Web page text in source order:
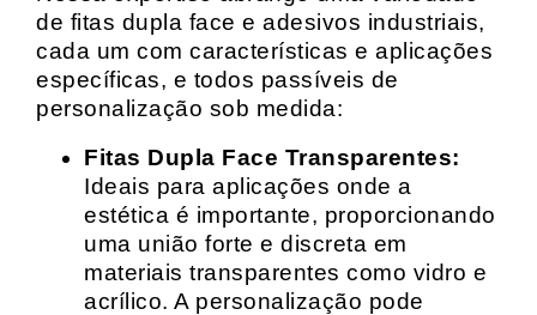
de fitas dupla face e adesivos industriais,
cada um com características e aplicações
específicas, e todos passíveis de
personalização sob medida:
Fitas Dupla Face Transparentes:
Ideais para aplicações onde a
estética é importante, proporcionando
uma união forte e discreta em
materiais transparentes como vidro e
acrílico. A personalização pode